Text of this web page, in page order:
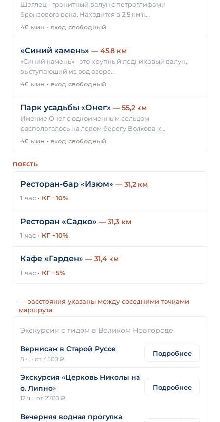
Щеглец - гранитный валун с петроглифами
бронзового века. Находится в 2,5 км к…
40 мин · вход свободный
«Синий камень» — 45,8 км
«Синий камень» - это крупный ледниковый валун,
выступающий из вод озера…
40 мин · вход свободный
Парк усадьбы «Онег» — 55,2 км
Имение Онег с одноименным сельцом
располагалось на левом берегу Волхова к…
40 мин · вход свободный
ПОЕСТЬ
Ресторан-бар «Изюм» — 31,2 км
1 час · КГ −10%
Ресторан «Садко» — 31,3 км
1 час · КГ −10%
Кафе «Гарден» — 31,4 км
1 час · КГ −5%
— расстояния указаны между соседними точками
маршрута
Экскурсии с гидом в Великом Новгороде
Вернисаж в Старой Руссе
8 ч. · от 4500 ₽
Подробнее
Экскурсия «Церковь Николы на
о. Липно»
12 ч. · от 2700 ₽
Подробнее
Вечерняя водная прогулка